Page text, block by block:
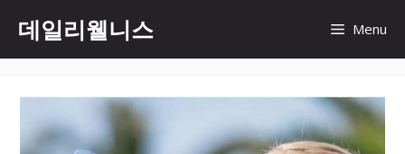
츠
데일리웰니스 Menu